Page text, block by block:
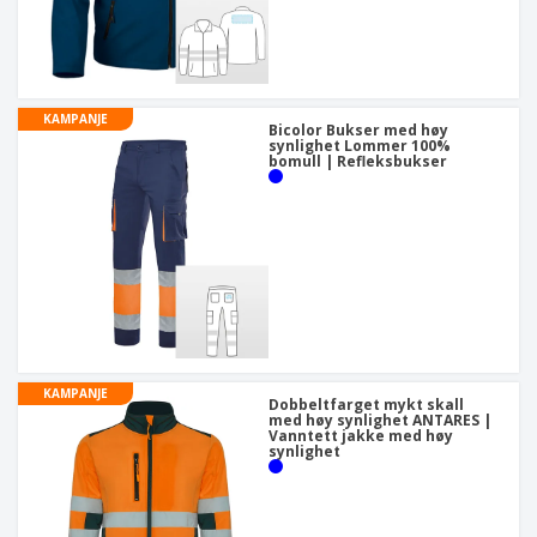
KAMPANJE
Bicolor Bukser med høy
synlighet Lommer 100%
bomull | Refleksbukser
KAMPANJE
Dobbeltfarget mykt skall
med høy synlighet ANTARES |
Vanntett jakke med høy
synlighet